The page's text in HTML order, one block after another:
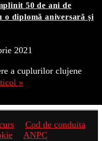
50 de ani de
o diplomă aniversară și
2021
a cuplurilor clujene
»
Cod de conduita
ANPC